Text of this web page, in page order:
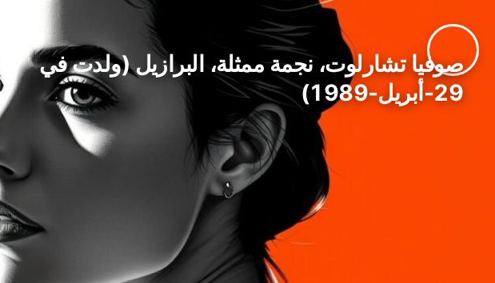
صوفيا تشارلوت، نجمة ممثلة، البرازيل (ولدت في
29-أبريل-1989)